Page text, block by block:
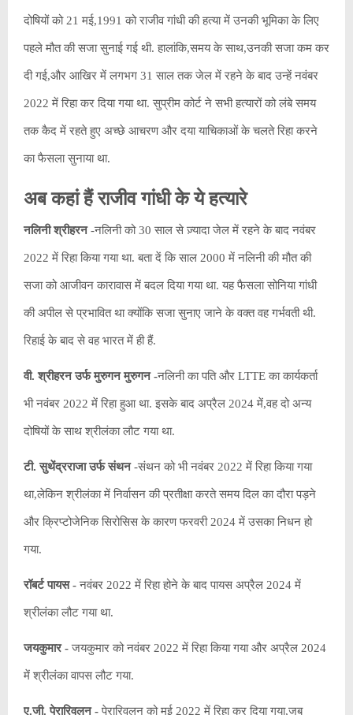
दोषियों को 21 मई,1991 को राजीव गांधी की हत्या में उनकी भूमिका के लिए
पहले मौत की सजा सुनाई गई थी. हालांकि,समय के साथ,उनकी सजा कम कर
दी गई,और आखिर में लगभग 31 साल तक जेल में रहने के बाद उन्हें नवंबर
2022 में रिहा कर दिया गया था. सुप्रीम कोर्ट ने सभी हत्यारों को लंबे समय
तक कैद में रहते हुए अच्छे आचरण और दया याचिकाओं के चलते रिहा करने
का फैसला सुनाया था.
अब कहां हैं राजीव गांधी के ये हत्यारे
नलिनी श्रीहरन-नलिनी को 30 साल से ज़्यादा जेल में रहने के बाद नवंबर
2022 में रिहा किया गया था. बता दें कि साल 2000 में नलिनी की मौत की
सजा को आजीवन कारावास में बदल दिया गया था. यह फैसला सोनिया गांधी
की अपील से प्रभावित था क्योंकि सजा सुनाए जाने के वक्त वह गर्भवती थी.
रिहाई के बाद से वह भारत में ही हैं.
वी. श्रीहरन उर्फ ​​मुरुगन मुरुगन -नलिनी का पति और LTTE का कार्यकर्ता
भी नवंबर 2022 में रिहा हुआ था. इसके बाद अप्रैल 2024 में,वह दो अन्य
दोषियों के साथ श्रीलंका लौट गया था.
टी. सुथेंद्रराजा उर्फ ​​संथन-संथन को भी नवंबर 2022 में रिहा किया गया
था,लेकिन श्रीलंका में निर्वासन की प्रतीक्षा करते समय दिल का दौरा पड़ने
और क्रिप्टोजेनिक सिरोसिस के कारण फरवरी 2024 में उसका निधन हो
गया.
रॉबर्ट पायस -नवंबर 2022 में रिहा होने के बाद पायस अप्रैल 2024 में
श्रीलंका लौट गया था.
जयकुमार -जयकुमार को नवंबर 2022 में रिहा किया गया और अप्रैल 2024
में श्रीलंका वापस लौट गया.
ए.जी. पेरारिवलन -पेरारिवलन को मई 2022 में रिहा कर दिया गया,जब